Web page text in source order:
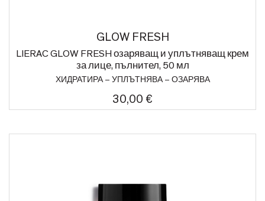
GLOW FRESH
LIERAC GLOW FRESH озаряващ и уплътняващ крем
за лице, пълнител, 50 мл
ХИДРАТИРА – УПЛЪТНЯВА – ОЗАРЯВА
30,00 €